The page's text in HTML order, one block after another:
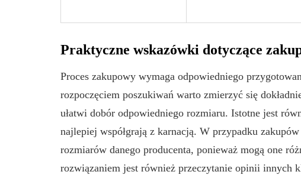
Praktyczne wskazówki dotyczące
Proces zakupowy wymaga odpowiedniego
rozpoczęciem poszukiwań warto zmierzyć się
ułatwi dobór odpowiedniego rozmiaru. Istotne jest
najlepiej współgrają z karnacją. W przypadku
rozmiarów danego producenta, ponieważ mogą one
rozwiązaniem jest również przeczytanie opinii innych